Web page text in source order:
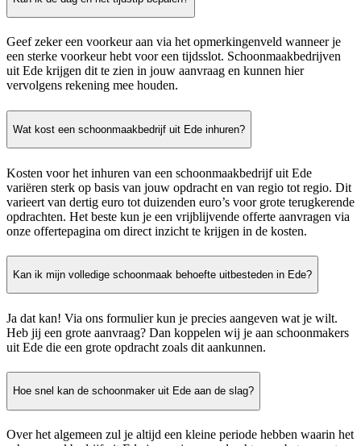
Geef zeker een voorkeur aan via het opmerkingenveld wanneer je
een sterke voorkeur hebt voor een tijdsslot. Schoonmaakbedrijven
uit Ede krijgen dit te zien in jouw aanvraag en kunnen hier
vervolgens rekening mee houden.
Wat kost een schoonmaakbedrijf uit Ede inhuren?
Kosten voor het inhuren van een schoonmaakbedrijf uit Ede
variëren sterk op basis van jouw opdracht en van regio tot regio. Dit
varieert van dertig euro tot duizenden euro’s voor grote terugkerende
opdrachten. Het beste kun je een vrijblijvende offerte aanvragen via
onze offertepagina om direct inzicht te krijgen in de kosten.
Kan ik mijn volledige schoonmaak behoefte uitbesteden in Ede?
Ja dat kan! Via ons formulier kun je precies aangeven wat je wilt.
Heb jij een grote aanvraag? Dan koppelen wij je aan schoonmakers
uit Ede die een grote opdracht zoals dit aankunnen.
Hoe snel kan de schoonmaker uit Ede aan de slag?
Over het algemeen zul je altijd een kleine periode hebben waarin het